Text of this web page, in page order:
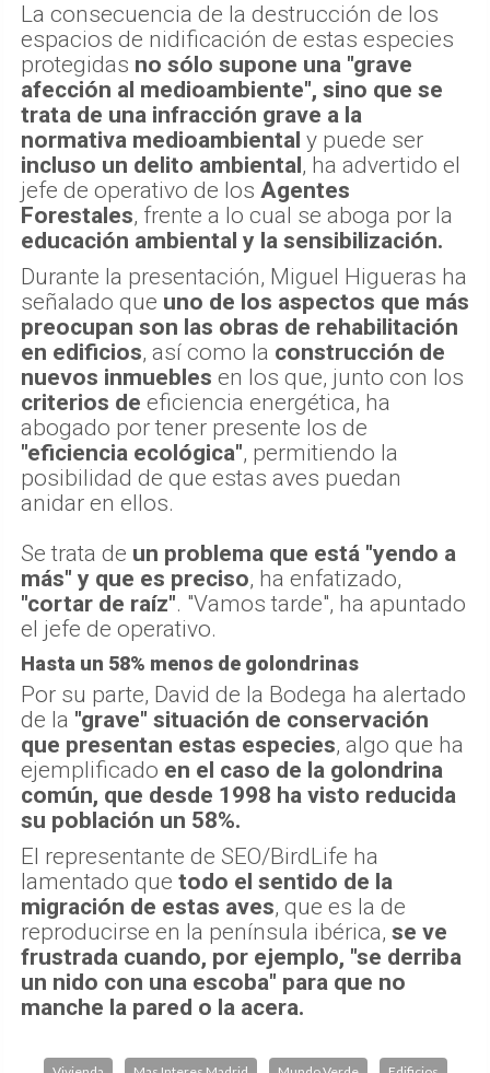
La consecuencia de la destrucción de los
espacios de nidificación de estas especies
protegidas no sólo supone una "grave
afección al medioambiente", sino que se
trata de una infracción grave a la
normativa medioambiental y puede ser
incluso un delito ambiental, ha advertido el
jefe de operativo de los Agentes
Forestales, frente a lo cual se aboga por la
educación ambiental y la sensibilización.
Durante la presentación, Miguel Higueras ha
señalado que uno de los aspectos que más
preocupan son las obras de rehabilitación
en edificios, así como la construcción de
nuevos inmuebles en los que, junto con los
criterios de eficiencia energética, ha
abogado por tener presente los de
"eficiencia ecológica", permitiendo la
posibilidad de que estas aves puedan
anidar en ellos.
Se trata de un problema que está "yendo a
más" y que es preciso, ha enfatizado,
"cortar de raíz". "Vamos tarde", ha apuntado
el jefe de operativo.
Hasta un 58% menos de golondrinas
Por su parte, David de la Bodega ha alertado
de la "grave" situación de conservación
que presentan estas especies, algo que ha
ejemplificado en el caso de la golondrina
común, que desde 1998 ha visto reducida
su población un 58%.
El representante de SEO/BirdLife ha
lamentado que todo el sentido de la
migración de estas aves, que es la de
reproducirse en la península ibérica, se ve
frustrada cuando, por ejemplo, "se derriba
un nido con una escoba" para que no
manche la pared o la acera.